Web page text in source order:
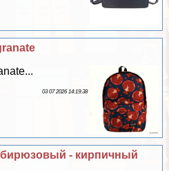
03 07 2026 14:19:38
бирюзовый - кирпичный